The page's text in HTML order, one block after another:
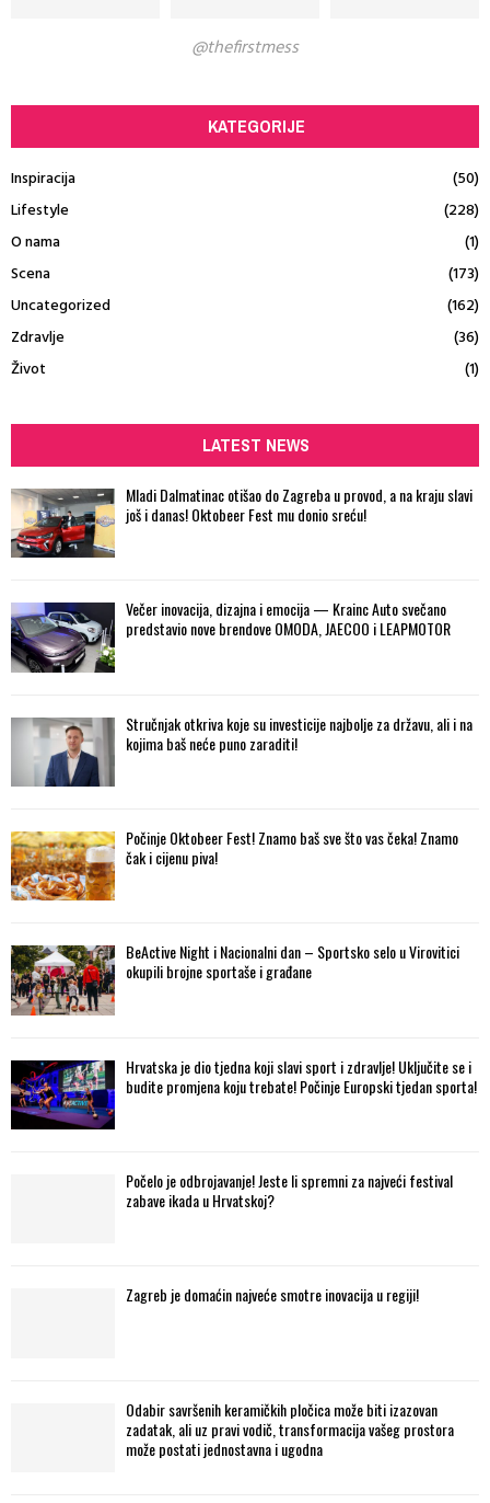
@thefirstmess
KATEGORIJE
Inspiracija
(50)
Lifestyle
(228)
O nama
(1)
Scena
(173)
Uncategorized
(162)
Zdravlje
(36)
Život
(1)
LATEST NEWS
Mladi Dalmatinac otišao do Zagreba u provod, a na kraju slavi
još i danas! Oktobeer Fest mu donio sreću!
Večer inovacija, dizajna i emocija — Krainc Auto svečano
predstavio nove brendove OMODA, JAECOO i LEAPMOTOR
Stručnjak otkriva koje su investicije najbolje za državu, ali i na
kojima baš neće puno zaraditi!
Počinje Oktobeer Fest! Znamo baš sve što vas čeka! Znamo
čak i cijenu piva!
BeActive Night i Nacionalni dan – Sportsko selo u Virovitici
okupili brojne sportaše i građane
Hrvatska je dio tjedna koji slavi sport i zdravlje! Uključite se i
budite promjena koju trebate! Počinje Europski tjedan sporta!
Počelo je odbrojavanje! Jeste li spremni za najveći festival
zabave ikada u Hrvatskoj?
Zagreb je domaćin najveće smotre inovacija u regiji!
Odabir savršenih keramičkih pločica može biti izazovan
zadatak, ali uz pravi vodič, transformacija vašeg prostora
može postati jednostavna i ugodna